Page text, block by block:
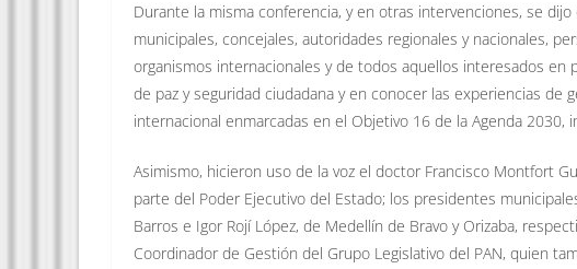
Durante la misma conferencia, y en otras intervenciones, se
municipales, concejales, autoridades regionales y nacionales,
organismos internacionales y de todos aquellos interesados
de paz y seguridad ciudadana y en conocer las experiencias de
internacional enmarcadas en el Objetivo 16 de la Agenda 2030,
Asimismo, hicieron uso de la voz el doctor Francisco Montfort
parte del Poder Ejecutivo del Estado; los presidentes
Barros e Igor Rojí López, de Medellín de Bravo y Orizaba,
Coordinador de Gestión del Grupo Legislativo del PAN, quien